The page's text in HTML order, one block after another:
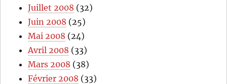
Juillet 2008 (32)
Juin 2008 (25)
Mai 2008 (24)
Avril 2008 (33)
Mars 2008 (38)
Février 2008 (33)